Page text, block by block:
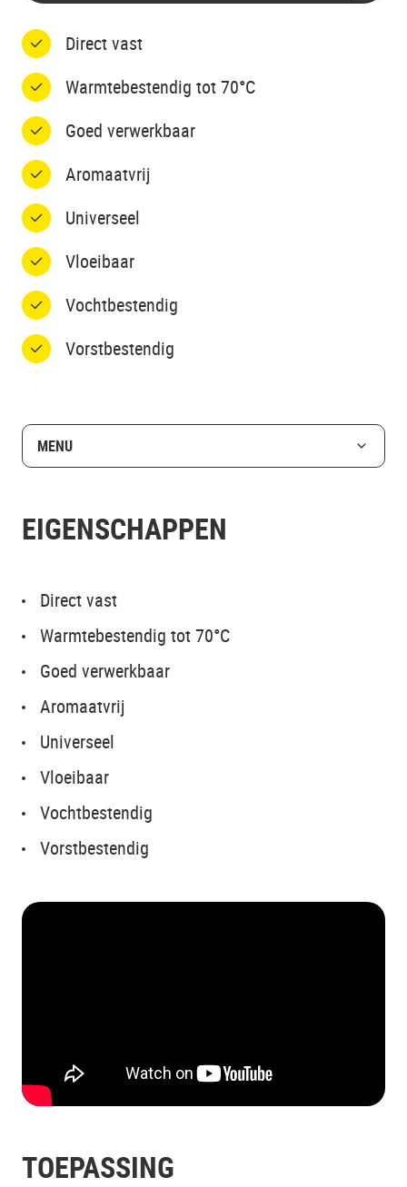
Direct vast
Warmtebestendig tot 70°C
Goed verwerkbaar
Aromaatvrij
Universeel
Vloeibaar
Vochtbestendig
Vorstbestendig
MENU
EIGENSCHAPPEN
Direct vast
Warmtebestendig tot 70°C
Goed verwerkbaar
Aromaatvrij
Universeel
Vloeibaar
Vochtbestendig
Vorstbestendig
TOEPASSING